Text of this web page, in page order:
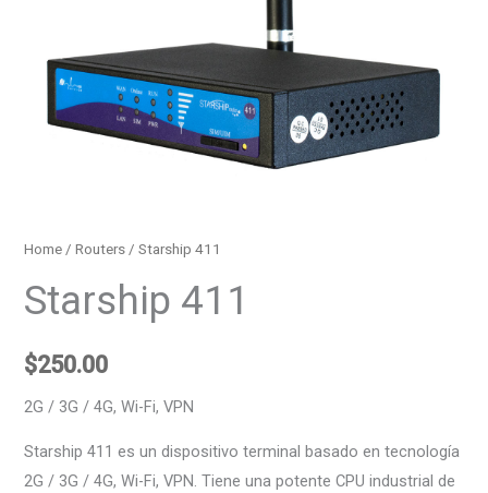
Home /Routers / Starship 411
Starship 411
$250.00
2G / 3G / 4G, Wi-Fi, VPN
Starship 411 es un dispositivo terminal basado en tecnología
2G / 3G / 4G, Wi-Fi, VPN. Tiene una potente CPU industrial de